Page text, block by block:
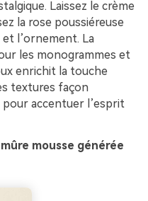
Laissez le crème
la rose poussiéreuse
l’ornement. La
les monogrammes et
enrichit la touche
textures façon
accentuer l’esprit
mousse générée